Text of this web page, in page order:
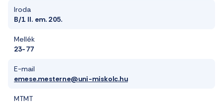
Iroda
B/1 II. em. 205.
Mellék
23-77
E-mail
emese.mesterne@uni-miskolc.hu
MTMT